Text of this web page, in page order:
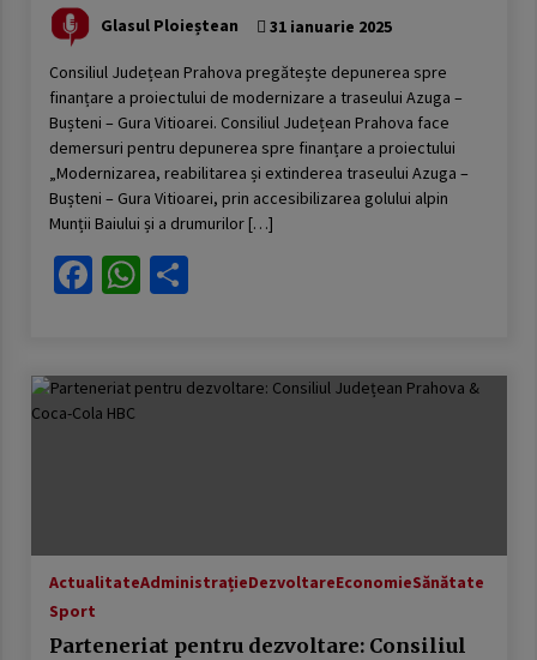
VitioareiGlasul Ploieștean 31 ianuarie 2025
Consiliul Județean Prahova pregătește depunerea spre
finanțare a proiectului de modernizare a traseului Azuga –
Bușteni – Gura Vitioarei. Consiliul Județean Prahova face
demersuri pentru depunerea spre finanțare a proiectului
„Modernizarea, reabilitarea și extinderea traseului Azuga –
Bușteni – Gura Vitioarei, prin accesibilizarea golului alpin
Munții Baiului și a drumurilor […]
Facebook
WhatsApp
Partajează
ActualitateAdministrațieDezvoltareEconomieSănătate
Sport
Parteneriat pentru dezvoltare: Consiliul